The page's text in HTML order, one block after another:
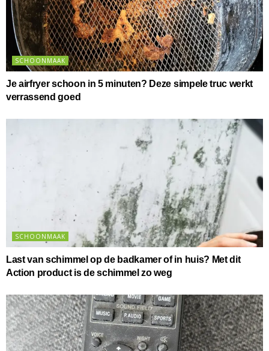
SCHOONMAAK
Je airfryer schoon in 5 minuten? Deze simpele truc werkt
verrassend goed
SCHOONMAAK
Last van schimmel op de badkamer of in huis? Met dit
Action product is de schimmel zo weg